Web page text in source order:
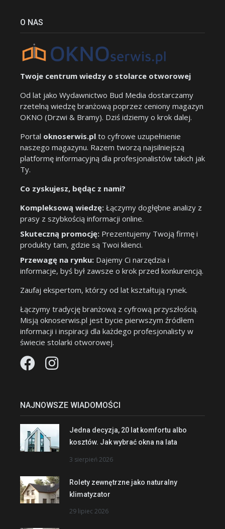
O NAS
Twoje centrum wiedzy o stolarce otworowej
Od lat jako Wydawnictwo Bud Media dostarczamy
rzetelną wiedzę branżową poprzez ceniony magazyn
OKNO (Drzwi & Bramy). Dziś idziemy o krok dalej.
Portal oknoserwis.pl to cyfrowe uzupełnienie
naszego magazynu. Razem tworzą najsilniejszą
platformę informacyjną dla profesjonalistów takich jak
Ty.
Co zyskujesz, będąc z nami?
Kompleksową wiedzę: Łączymy dogłębne analizy z
prasy z szybkością informacji online.
Skuteczną promocję: Prezentujemy Twoją firmę i
produkty tam, gdzie są Twoi klienci.
Przewagę na rynku: Dajemy Ci narzędzia i
informacje, byś był zawsze o krok przed konkurencją.
Zaufaj ekspertom, którzy od lat kształtują rynek.
Łączymy tradycję branżową z cyfrową przyszłością.
Misją oknoserwis.pl jest bycie pierwszym źródłem
informacji i inspiracji dla każdego profesjonalisty w
świecie stolarki otworowej.
NAJNOWSZE WIADOMOŚCI
Jedna decyzja, 20 lat komfortu albo
kosztów. Jak wybrać okna na lata
3 sierpień 2026
Rolety zewnętrzne jako naturalny
klimatyzator
29 lipiec 2026